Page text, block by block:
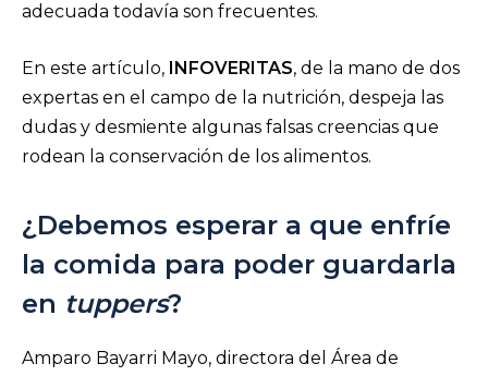
adecuada todavía son frecuentes.
En este artículo, INFOVERITAS, de la mano de dos
expertas en el campo de la nutrición, despeja las
dudas y desmiente algunas falsas creencias que
rodean la conservación de los alimentos.
¿Debemos esperar a que enfríe
la comida para poder guardarla
en tuppers?
Amparo Bayarri Mayo, directora del Área de